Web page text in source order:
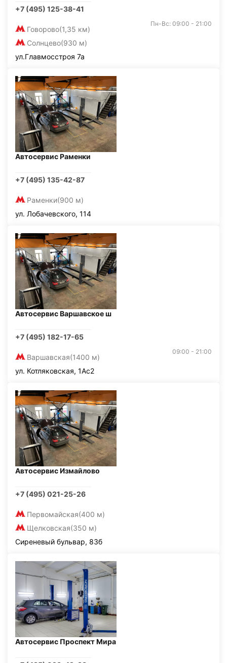
+7 (495) 125-38-41
Говорово(1,35 км)
Солнцево(930 м)
Пн-Вс: 09:00 - 21:00
ул.Главмосстроя 7а
Автосервис Раменки
+7 (495) 135-42-87
Раменки(900 м)
ул. Лобачевского, 114
Автосервис Варшавское ш
+7 (495) 182-17-65
Варшавская(1400 м)
09:00 - 21:00
ул. Котляковская, 1Ас2
Автосервис Измайлово
+7 (495) 021-25-26
Первомайская(400 м)
Щелковская(350 м)
Сиреневый бульвар, 83б
Автосервис Проспект Мира